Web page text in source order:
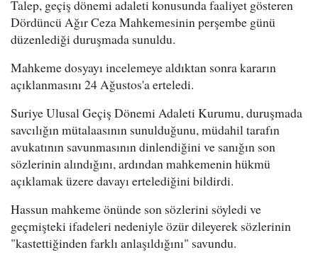
Talep, geçiş dönemi adaleti konusunda faaliyet gösteren
Dördüncü Ağır Ceza Mahkemesinin perşembe günü
düzenlediği duruşmada sunuldu.
Mahkeme dosyayı incelemeye aldıktan sonra kararın
açıklanmasını 24 Ağustos'a erteledi.
Suriye Ulusal Geçiş Dönemi Adaleti Kurumu, duruşmada
savcılığın mütalaasının sunulduğunu, müdahil tarafın
avukatının savunmasının dinlendiğini ve sanığın son
sözlerinin alındığını, ardından mahkemenin hükmü
açıklamak üzere davayı ertelediğini bildirdi.
Hassun mahkeme önünde son sözlerini söyledi ve
geçmişteki ifadeleri nedeniyle özür dileyerek sözlerinin
"kastettiğinden farklı anlaşıldığını" savundu.